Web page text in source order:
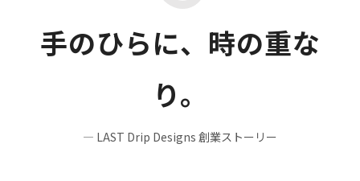
手のひらに、時の重な
り。
— LAST Drip Designs 創業ストーリー